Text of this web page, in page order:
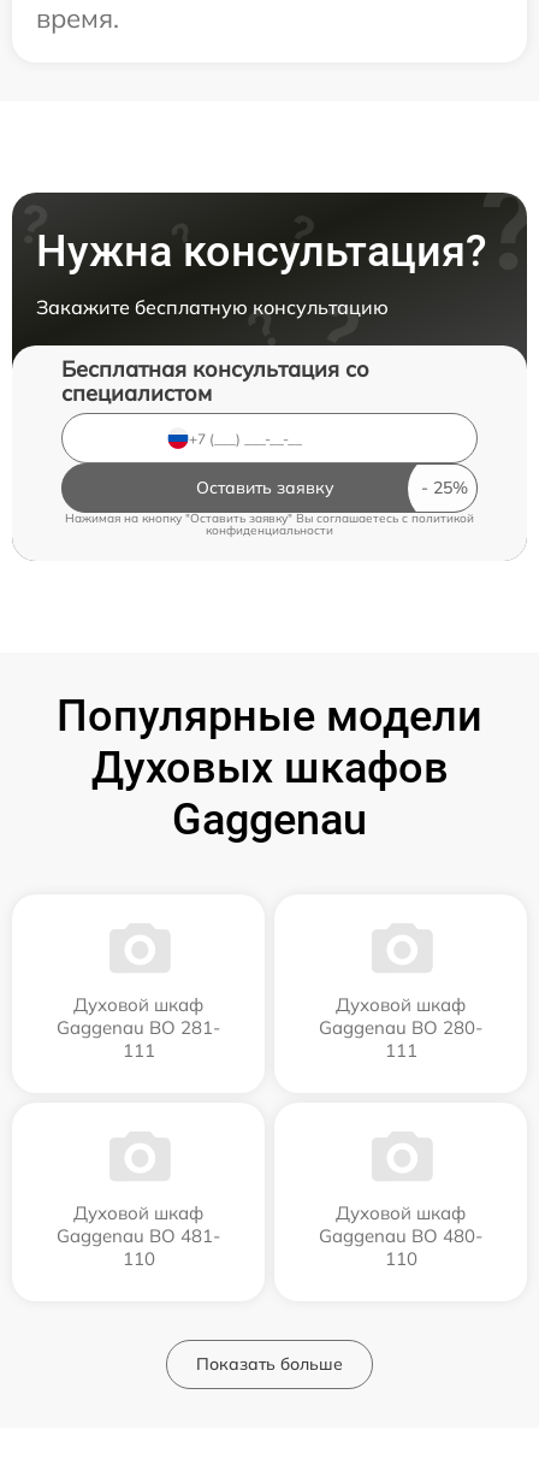
время.
Нужна консультация?
Закажите бесплатную консультацию
Бесплатная консультация со
специалистом
Оставить заявку
Нажимая на кнопку "Оставить заявку" Вы соглашаетесь c политикой
конфиденциальности
Популярные модели
Духовых шкафов
Gaggenau
Духовой шкаф
Gaggenau BO 281-
111
Духовой шкаф
Gaggenau BO 280-
111
Духовой шкаф
Gaggenau BO 481-
110
Духовой шкаф
Gaggenau BO 480-
110
Показать больше